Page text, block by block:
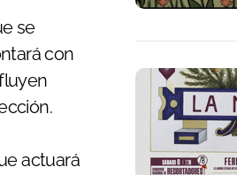
se
con
actuará